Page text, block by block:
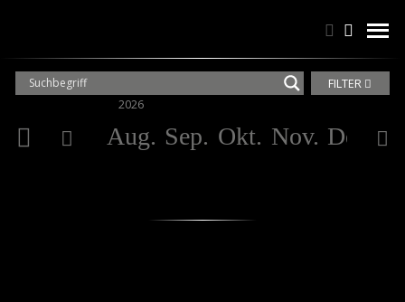
Suchen
Suchen
2026
Aug. Sep. Okt. Nov. Dez.
FILTER